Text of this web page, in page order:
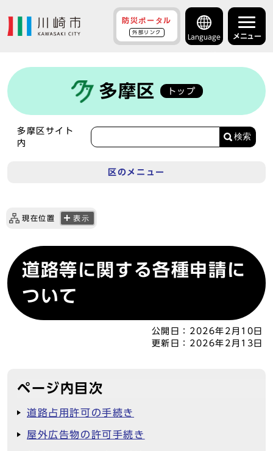
防災ポータル
外部リンク
Language メニュー
多摩区 トップ
多摩区サイト
内
検索
区のメニュー
現在位置 表示
道路等に関する各種申請に
ついて
公開日： 2026年2月10日
更新日： 2026年2月13日
ページ内目次
道路占用許可の手続き
屋外広告物の許可手続き